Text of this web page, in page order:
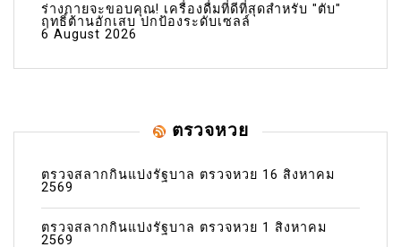
ร่างกายจะขอบคุณ! เครื่องดื่มที่ดีที่สุดสำหรับ "ตับ"
ฤทธิ์ต้านอักเสบ ปกป้องระดับเซลล์
6 August 2026
ตรวจหวย
ตรวจสลากกินแบ่งรัฐบาล ตรวจหวย 16 สิงหาคม
2569
ตรวจสลากกินแบ่งรัฐบาล ตรวจหวย 1 สิงหาคม
2569